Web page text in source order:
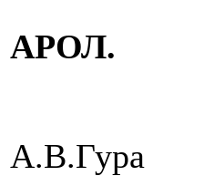
АРОЛ.
А.В.Гура